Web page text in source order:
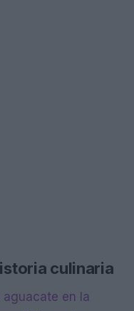
culinaria
aguacate en la